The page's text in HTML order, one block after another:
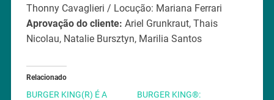
Thonny Cavaglieri / Locução: Mariana Ferrari
Aprovação do cliente: Ariel Grunkraut, Thais
Nicolau, Natalie Bursztyn, Marilia Santos
Relacionado
BURGER KING(R) É A
BURGER KING®: